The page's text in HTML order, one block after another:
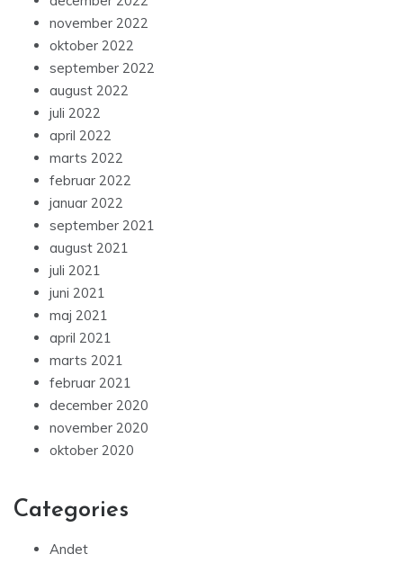
november 2022
oktober 2022
september 2022
august 2022
juli 2022
april 2022
marts 2022
februar 2022
januar 2022
september 2021
august 2021
juli 2021
juni 2021
maj 2021
april 2021
marts 2021
februar 2021
december 2020
november 2020
oktober 2020
Categories
Andet